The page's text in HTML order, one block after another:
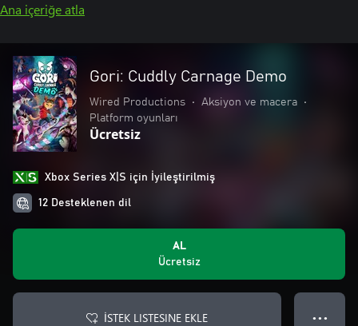
Ana içeriğe atla
Gori: Cuddly Carnage Demo
Wired Productions • Aksiyon ve macera
•
Platform oyunları
Ücretsiz
Xbox Series X|S için İyileştirilmiş
12 Desteklenen dil
AL
Ücretsiz
İSTEK LISTESINE EKLE ● ● ●